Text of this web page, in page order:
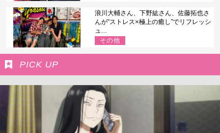
浪川大輔さん、下野紘さん、佐藤拓也さ
んが“ストレス×極上の癒し”でリフレッシ
ュ...
その他
PICK UP